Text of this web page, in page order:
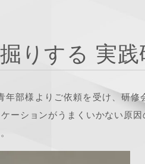
りする 実
部様よりご依頼を受け、研修
ーションがうまくいかない原